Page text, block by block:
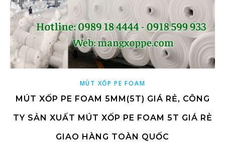
MÚT XỐP PE FOAM
MÚT XỐP PE FOAM 5MM(5T) GIÁ RẺ, CÔNG
TY SẢN XUẤT MÚT XỐP PE FOAM 5T GIÁ RẺ
GIAO HÀNG TOÀN QUỐC